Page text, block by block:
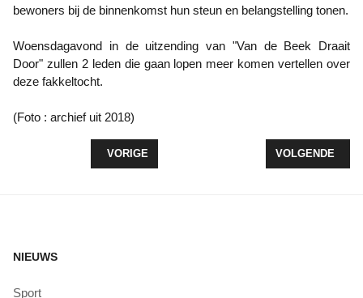
bewoners bij de binnenkomst hun steun en belangstelling tonen.
Woensdagavond in de uitzending van "Van de Beek Draait
Door" zullen 2 leden die gaan lopen meer komen vertellen over
deze fakkeltocht.
(Foto : archief uit 2018)
VORIG ARTIKEL: LOPERS BIJ LOOPGROEP2000
VORIGE VOLGENDE
VOLGENDE
NIEUWS
Sport